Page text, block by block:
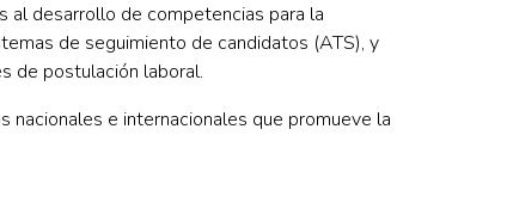
al desarrollo de competencias para la
de seguimiento de candidatos (ATS), y
de postulación laboral.
nacionales e internacionales que promueve la